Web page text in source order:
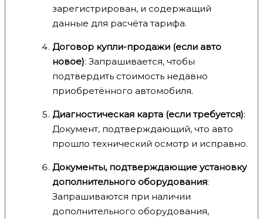
зарегистрирован, и содержащий
данные для расчёта тарифа.
Договор купли-продажи (если авто
новое): Запрашивается, чтобы
подтвердить стоимость недавно
приобретённого автомобиля.
Диагностическая карта (если требуется):
Документ, подтверждающий, что авто
прошло технический осмотр и исправно.
Документы, подтверждающие установку
дополнительного оборудования:
Запрашиваются при наличии
дополнительного оборудования,